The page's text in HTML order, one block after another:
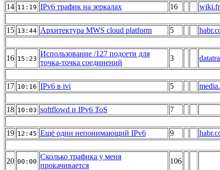
14 11:19 IPv6 трафик на зеркалах 16
15 13:44 Архитектура MWS cloud platform 5
16 15:23
Использование /127 подсети для
точка-точка соединений
3
17 10:16 IPv6 в ivi 5
18 10:03 softflowd и IPv6 ToS 7
19 12:45 Ещё один непонимающий IPv6 9
20 00:00
Сколько трафика у меня
прокачивается
106